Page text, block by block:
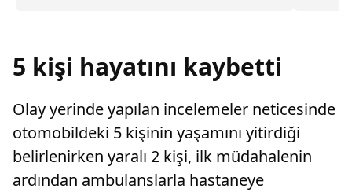
5 kişi hayatını kaybetti
Olay yerinde yapılan incelemeler neticesinde
otomobildeki 5 kişinin yaşamını yitirdiği
belirlenirken yaralı 2 kişi, ilk müdahalenin
ardından ambulanslarla hastaneye